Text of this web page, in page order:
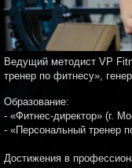
Ведущий методист VP
тренер по фитнесу»,
Образование:
- «Фитнес-директор» (г.
- «Персональный тренер
Достижения в